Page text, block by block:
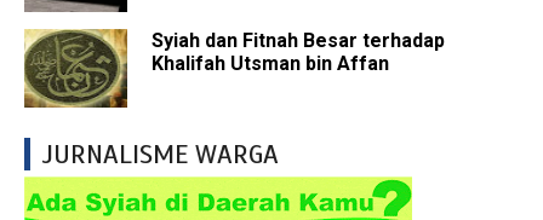
Syiah dan Fitnah Besar terhadap
Khalifah Utsman bin Affan
JURNALISME WARGA